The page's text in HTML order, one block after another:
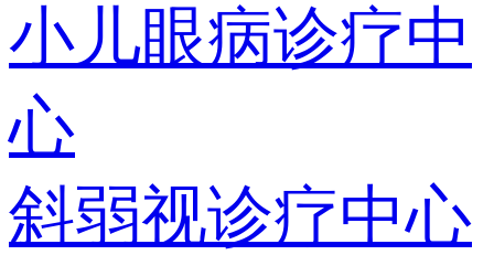
小儿眼病诊疗中
心
斜弱视诊疗中心